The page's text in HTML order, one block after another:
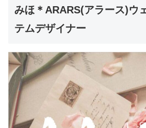
みほ＊ARARS(アラース)ウ
テムデザイナー